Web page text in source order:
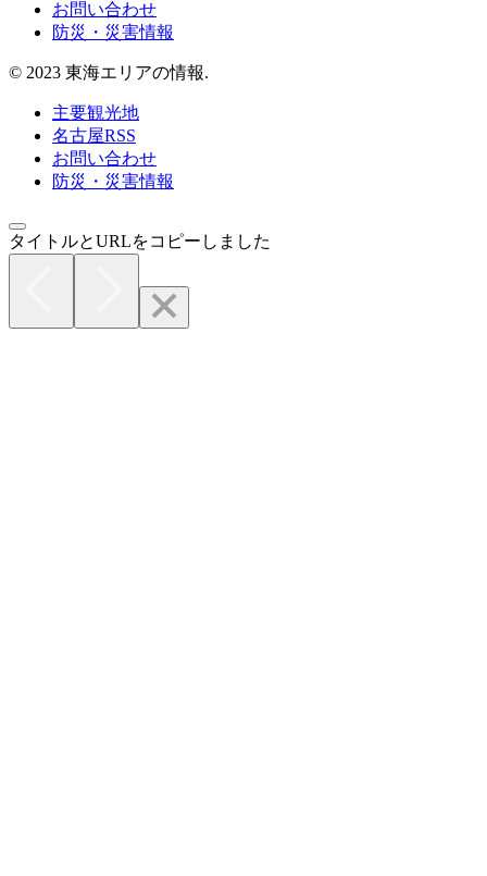
お問い合わせ
防災・災害情報
© 2023 東海エリアの情報.
主要観光地
名古屋RSS
お問い合わせ
防災・災害情報
タイトルとURLをコピーしました